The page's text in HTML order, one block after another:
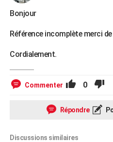
S'inscrire
Se connecter
Lycées
Collèges
Primaires
Universités
Entreprises
Service militaire
Avis de recherche
AVIS DE DÉCÈS
FORUM
Bonjour
Référence incomplète merci
Cordialement.
Commenter 0
Répondre
Discussions similaires